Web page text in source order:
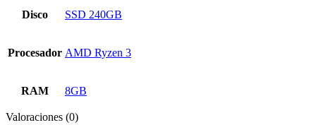
Disco SSD 240GB
Procesador AMD Ryzen 3
RAM 8GB
Valoraciones (0)